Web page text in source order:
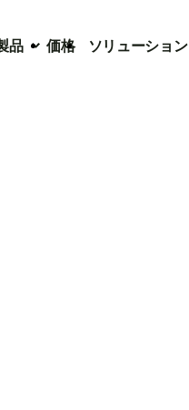
品 価格 ソリューション